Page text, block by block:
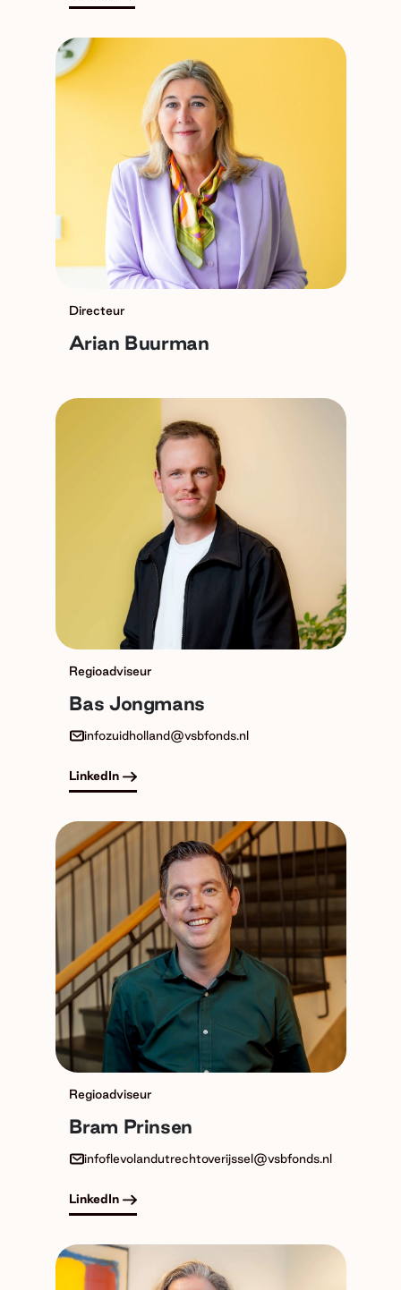
Directeur
Arian Buurman
Regioadviseur
Bas Jongmans
infozuidholland@vsbfonds.nl
LinkedIn
Regioadviseur
Bram Prinsen
infoflevolandutrechtoverijssel@vsbfonds.nl
LinkedIn